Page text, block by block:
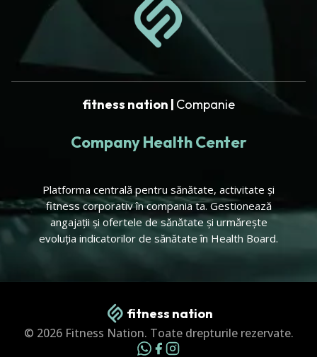
fitness nation | Companie
Company Health Center
Platforma centrală pentru sănătate, activitate și
fitness corporativ în compania ta. Gestionează
angajații și ofertele de sănătate și urmărește
evoluția indicatorilor de sănătate în Health Board.
fitness nation
© 2026 Fitness Nation. Toate drepturile rezervate.